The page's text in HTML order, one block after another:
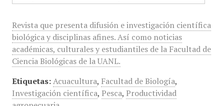
Revista que presenta difusión e investigación científica
biológica y disciplinas afines. Así como noticias
académicas, culturales y estudiantiles de la Facultad de
Ciencia Biológicas de la UANL.
Etiquetas: Acuacultura, Facultad de Biología,
Investigación científica, Pesca, Productividad